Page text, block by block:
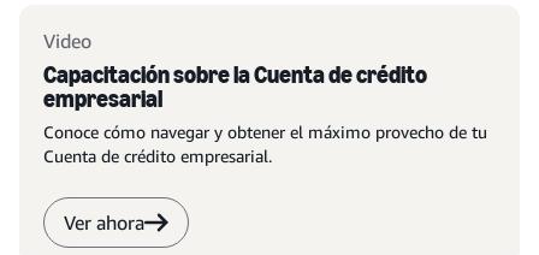
Video
Capacitación sobre la Cuenta de crédito
empresarial
Conoce cómo navegar y obtener el máximo provecho de tu
Cuenta de crédito empresarial.
Ver ahora